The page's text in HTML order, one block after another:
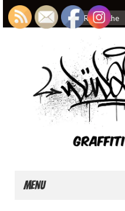
Rechercher
:
Menu